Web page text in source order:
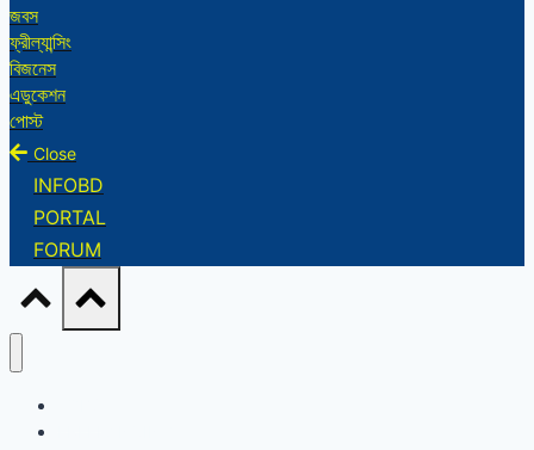
জবস
ফ্রীল্যান্সিং
বিজনেস
এডুকেশন
পোস্ট
Close
INFOBD
PORTAL
FORUM